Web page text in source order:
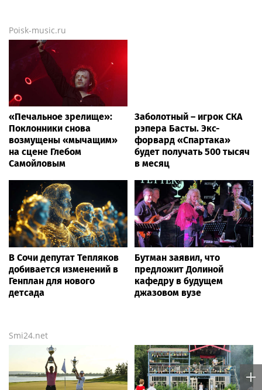
Poisk-music.ru
«Печальное зрелище»:
Поклонники снова
возмущены «мычащим»
на сцене Глебом
Самойловым
Заболотный – игрок СКА
рэпера Басты. Экс-
форвард «Спартака»
будет получать 500 тысяч
в месяц
В Сочи депутат Тепляков
добивается изменений в
Генплан для нового
детсада
Бутман заявил, что
предложит Долиной
кафедру в будущем
джазовом вузе
Smi24.net